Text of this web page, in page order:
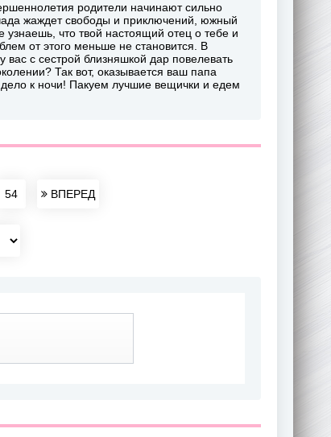
родители начинают сильно
жаждет свободы и приключений, южный
что твой настоящий отец о тебе и
от этого меньше не становится. В
с сестрой близняшкой дар повелевать
Так вот, оказывается ваш папа
к ночи! Пакуем лучшие вещички и едем
54 ВПЕРЕД